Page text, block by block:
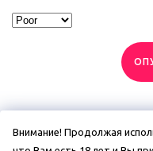
Внимание! Продолжая